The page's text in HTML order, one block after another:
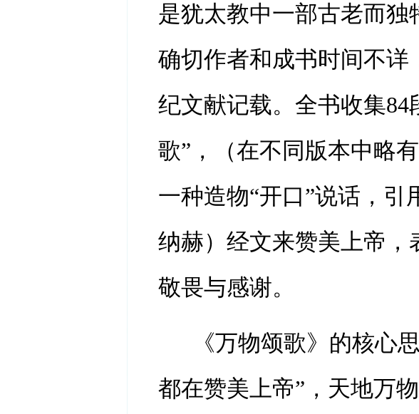
是犹太教中一部古老而独
确切作者和成书时间不详
纪文献记载。全书收集84
歌”，（在不同版本中略
一种造物“开口”说话，引
纳赫）经文来赞美上帝，
敬畏与感谢。
《万物颂歌》的核心
都在赞美上帝”，天地万